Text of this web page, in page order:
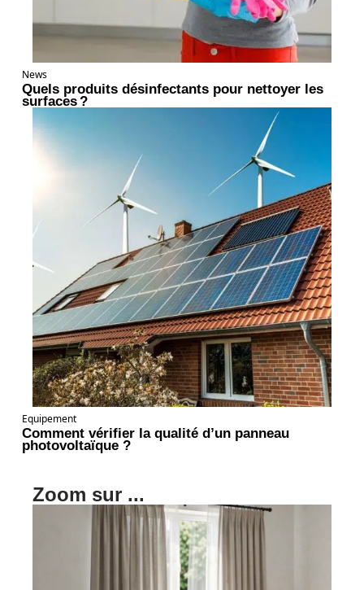
News
Quels produits désinfectants pour nettoyer les
surfaces ?
Equipement
Comment vérifier la qualité d’un panneau
photovoltaïque ?
Zoom sur ...